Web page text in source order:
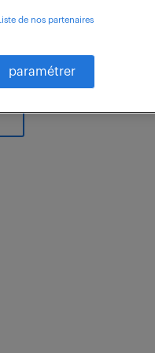
Liste de nos partenaires
paramétrer